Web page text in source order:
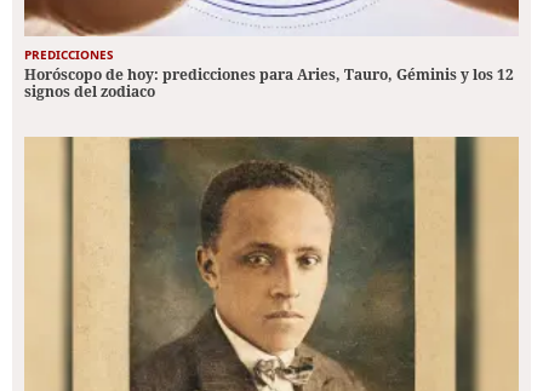
PREDICCIONES
Horóscopo de hoy: predicciones para Aries, Tauro, Géminis y los 12
signos del zodiaco